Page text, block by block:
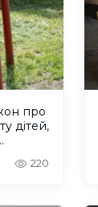
про
дітей,
220